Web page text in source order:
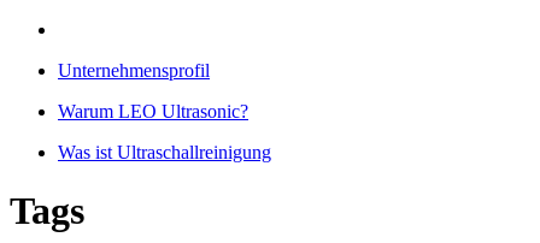
Unternehmensprofil
Warum LEO Ultrasonic?
Was ist Ultraschallreinigung
Tags